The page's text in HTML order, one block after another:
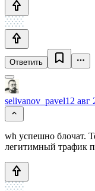
Ответить
selivanov_pavel12 авг
wh успешно блочат.
легитимный трафик